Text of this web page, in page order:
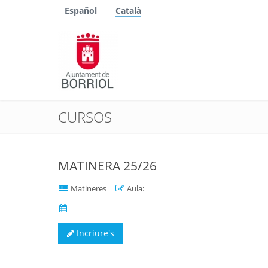
Español Català
CURSOS
MATINERA 25/26
Matineres Aula:
Incriure's